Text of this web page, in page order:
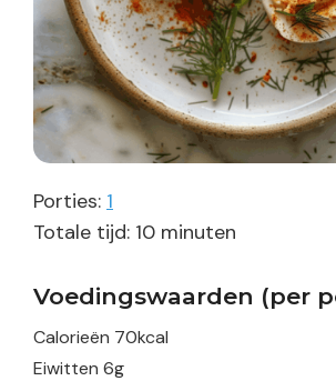
Porties: 1
Totale tijd: 10minuten
minuten
Voedingswaarden (per
Calorieën 70kcal
Eiwitten 6g